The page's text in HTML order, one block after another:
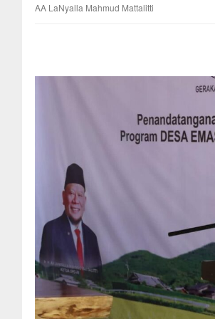
AA LaNyalla Mahmud Mattalitti